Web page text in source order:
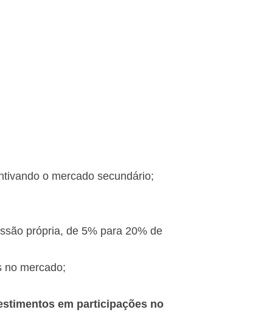
o mercado secundário;
própria, de 5% para 20% de
no mercado;
em participações no